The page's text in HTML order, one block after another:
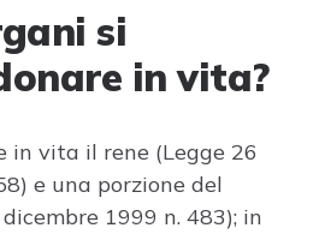
si
in vita?
in vita il rene (Legge 26
e una porzione del
1999 n. 483); in